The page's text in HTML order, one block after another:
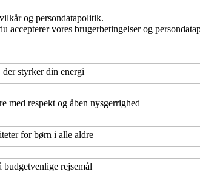
og persondatapolitik.
accepterer vores brugerbetingelser og
styrker din energi
med respekt og åben nysgerrighed
for børn i alle aldre
rejsemål